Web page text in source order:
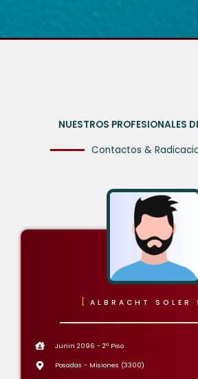
NUESTROS PROFESIONALES
Contactos &
ALBRACHT SOLER
Junin 2096 - 2º Piso
Posadas - Misiones (3300)